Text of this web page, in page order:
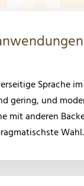
Sprache
gering, und
mit anderen
Wahl.